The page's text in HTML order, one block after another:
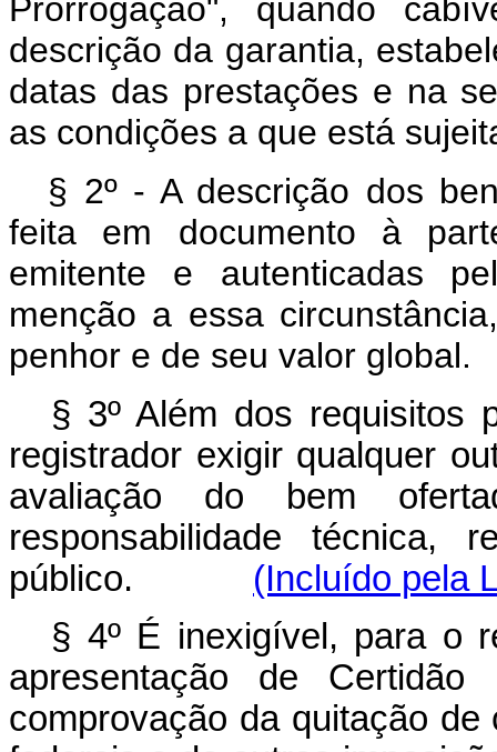
Prorrogação", quando
descrição da garantia,
datas das prestações e na
as condições a que está
§ 2º - A descrição dos
feita em documento à
emitente e autenticadas
menção a essa
penhor e de seu valor global.
§ 3º Além dos requisitos
registrador exigir qualquer
avaliação do bem
responsabilidade técnica,
público.
(Incluído pela
§ 4º É inexigível, para o
apresentação de
comprovação da quitação